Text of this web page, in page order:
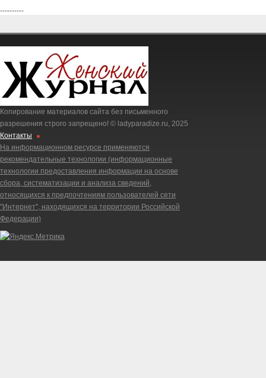
----------
Копирование материалов сайта без письменного
разрешения строго запрещено! © ladyparadize.ru, 2025
Контакты
На информационном ресурсе применяются
рекомендательные технологии (информационные
технологии предоставления информации на основе
сбора, систематизации и анализа сведений,
относящихся к предпочтениям пользователей сети
"Интернет", находящихся на территории Российской
Федерации)